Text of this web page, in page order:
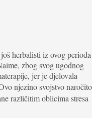
herbalisti iz ovog perioda
zbog svog ugodnog
jer je djelovala
njezino svojstvo naročito
različitim oblicima stresa